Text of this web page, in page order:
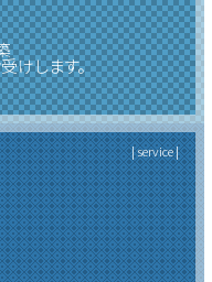
けします。
| service |